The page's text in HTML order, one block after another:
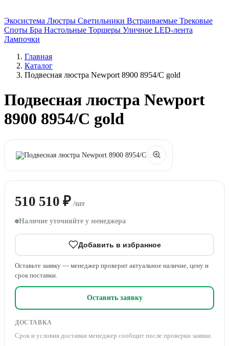
Экосистема Люстры Светильники Встраиваемые Трековые
Споты Бра Настольные Торшеры Уличное LED-лента
Лампочки
Главная
Каталог
Подвесная люстра Newport 8900 8954/C gold
Подвесная люстра Newport
8900 8954/C gold
510 510 ₽ /шт
Наличие уточняйте у менеджера
Добавить в избранное
Оставьте заявку — менеджер проверит актуальное наличие, цену и
срок поставки.
Оставить заявку
ДОСТАВКА
Срок и условия доставки менеджер сообщит после проверки заявки.